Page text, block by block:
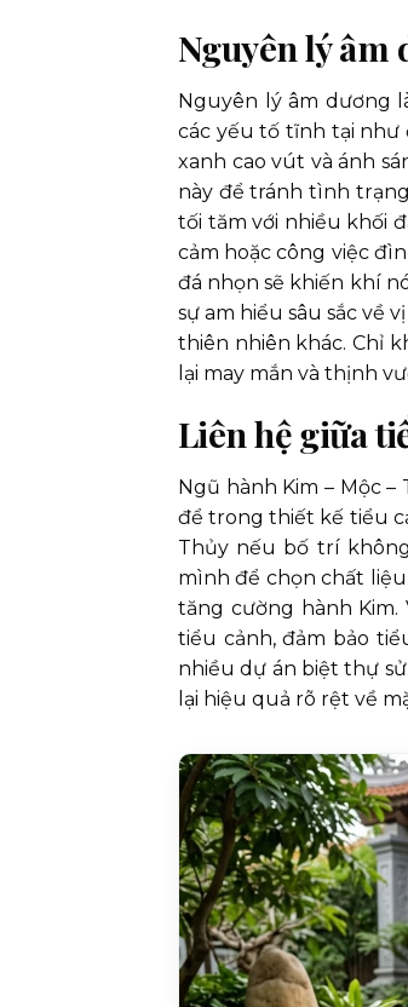
Nguyên lý âm
Nguyên lý âm dương
các yếu tố tĩnh tại như
xanh cao vút và ánh
này để tránh tình
tối tăm với nhiều khối
cảm hoặc công việc
đá nhọn sẽ khiến khí
sự am hiểu sâu sắc về
thiên nhiên khác. Chỉ
lại may mắn và thịnh
Liên hệ giữa
Ngũ hành Kim – Mộc
để trong thiết kế tiểu
Thủy nếu bố trí
mình để chọn chất
tăng cường hành
tiểu cảnh, đảm bảo
nhiều dự án biệt thự
lại hiệu quả rõ rệt về